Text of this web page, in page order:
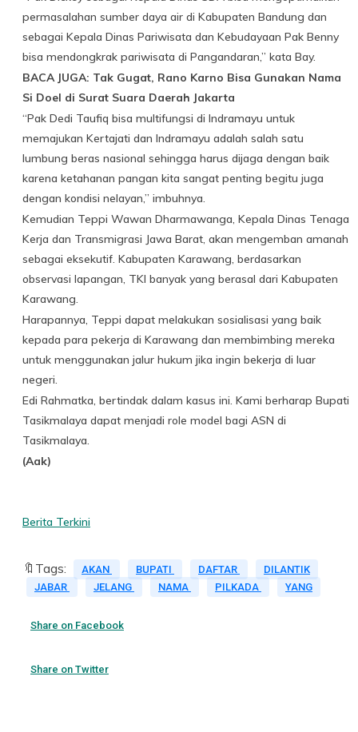
permasalahan sumber daya air di Kabupaten Bandung dan
sebagai Kepala Dinas Pariwisata dan Kebudayaan Pak Benny
bisa mendongkrak pariwisata di Pangandaran,” kata Bay.
BACA JUGA: Tak Gugat, Rano Karno Bisa Gunakan Nama
Si Doel di Surat Suara Daerah Jakarta
“Pak Dedi Taufiq bisa multifungsi di Indramayu untuk
memajukan Kertajati dan Indramayu adalah salah satu
lumbung beras nasional sehingga harus dijaga dengan baik
karena ketahanan pangan kita sangat penting begitu juga
dengan kondisi nelayan,” imbuhnya.
Kemudian Teppi Wawan Dharmawanga, Kepala Dinas Tenaga
Kerja dan Transmigrasi Jawa Barat, akan mengemban amanah
sebagai eksekutif. Kabupaten Karawang, berdasarkan
observasi lapangan, TKI banyak yang berasal dari Kabupaten
Karawang.
Harapannya, Teppi dapat melakukan sosialisasi yang baik
kepada para pekerja di Karawang dan membimbing mereka
untuk menggunakan jalur hukum jika ingin bekerja di luar
negeri.
Edi Rahmatka, bertindak dalam kasus ini. Kami berharap Bupati
Tasikmalaya dapat menjadi role model bagi ASN di
Tasikmalaya.
(Aak)
Berita Terkini
🔖Tags: AKAN BUPATI DAFTAR
DILANTIK
JABAR
JELANG NAMA PILKADA YANG
Share on Facebook
Share on Twitter